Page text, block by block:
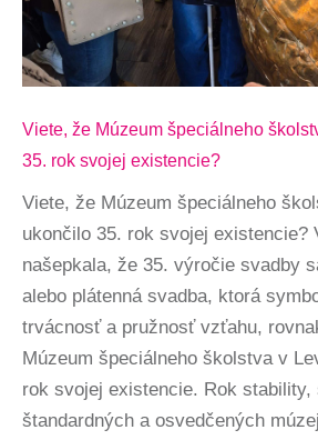
Viete, že Múzeum špeciálneho
35. rok svojej existencie?
Viete, že Múzeum špeciálneho
ukončilo 35. rok svojej existencie?
našepkala, že 35. výročie svadby
alebo plátenná svadba, ktorá
trvácnosť a pružnosť vzťahu,
Múzeum špeciálneho školstva v
rok svojej existencie. Rok stability,
štandardných a osvedčených